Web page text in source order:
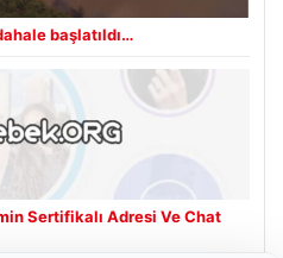
başlatıldı…
Sertifikalı Adresi Ve Chat